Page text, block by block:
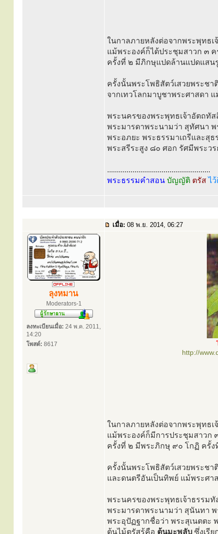
ในกาลภายหลังต่อจากพระพุทธ
แม้พระองค์ก็ได้ประชุมสาวก ๓
ครั้งที่ ๒ มีภิกษุแปดล้านแปดแส
ครั้งนั้นพระโพธิสัตว์เสวยพระช
จากเทวโลกมาบูชาพระศาสดา
พระนครของพระพุทธเจ้าอัตถทั
พระมารดาพระนามว่า สุทัศนา
พระอภยะ พระธรรมาเถรีและสุ
พระสรีระสูง ๘๐ ศอก รัศมีพระว
.....................................................
พระธรรมคำสอน บัญญัติ ตรัสไ
เมื่อ: 08 พ.ย. 2014, 06:27
ลุงหมาน
Moderators-1
ลงทะเบียนเมื่อ: 24 พ.ค. 2011,
14:20
โพสต์: 8617
http://
ในกาลภายหลังต่อจากพระพุทธ
แม้พระองค์ก็มีการประชุมสาวก
ครั้งที่ ๒ มีพระภิกษุ ๙๐ โกฏิ ครั้
ครั้งนั้นพระโพธิสัตว์เสวยพระช
และดนตรีอันเป็นทิพย์ แม้พระศ
พระนครของพระพุทธเจ้าธรรม
พระมารดาพระนามว่า สุนันทา
พระอุปัฏฐากชื่อว่า พระสุเนตตะ
ต้นไม้ตรัสรู้คือ ต้นมะพลับ ซึ่งเรี